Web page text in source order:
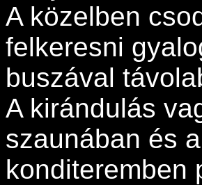
A közelben
felkeresni
buszával
A kirándulás
szaunában és
konditeremben